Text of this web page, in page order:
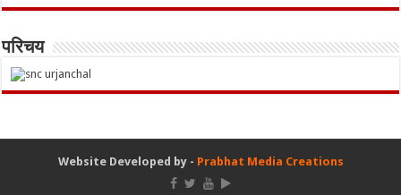
परिचय
Website Developed by - Prabhat Media Creations